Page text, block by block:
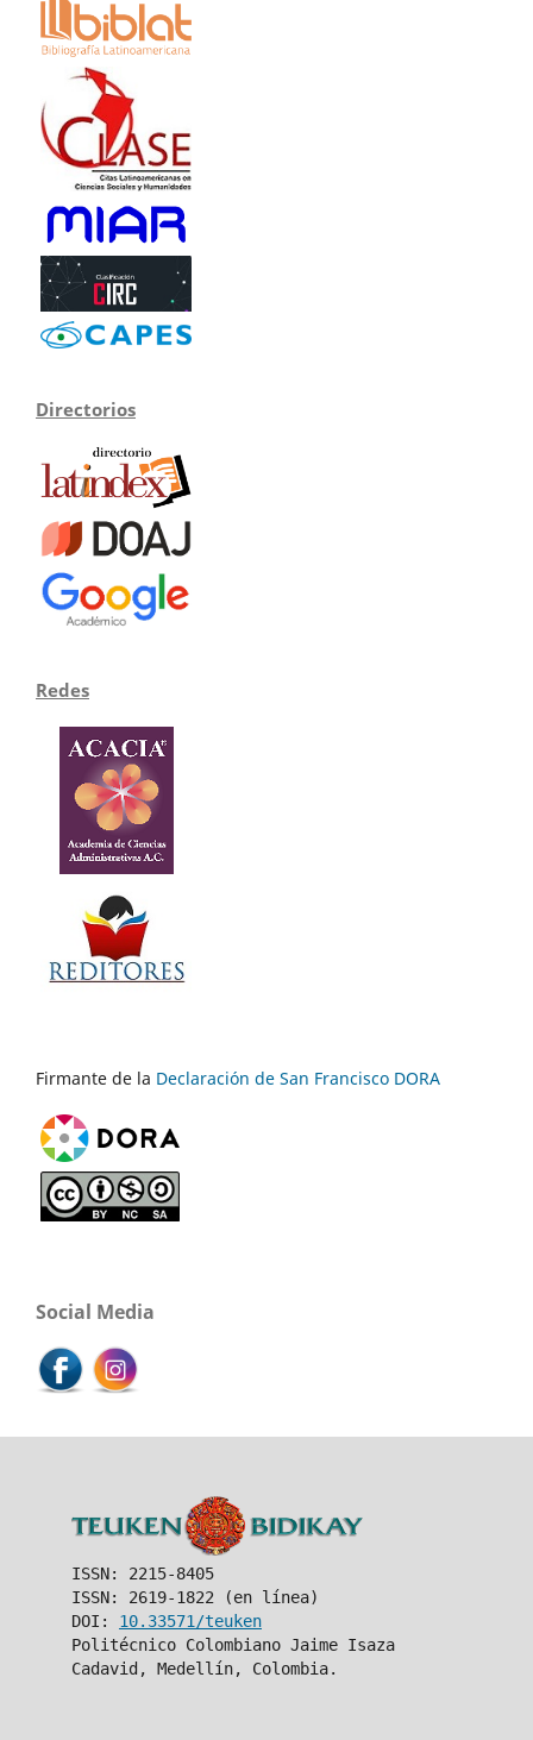
Directorios
Redes
Firmante de la Declaración de San Francisco DORA
Social Media
ISSN: 2215-8405
ISSN: 2619-1822 (en línea)
DOI: 10.33571/teuken
Politécnico Colombiano Jaime Isaza
Cadavid, Medellín, Colombia.